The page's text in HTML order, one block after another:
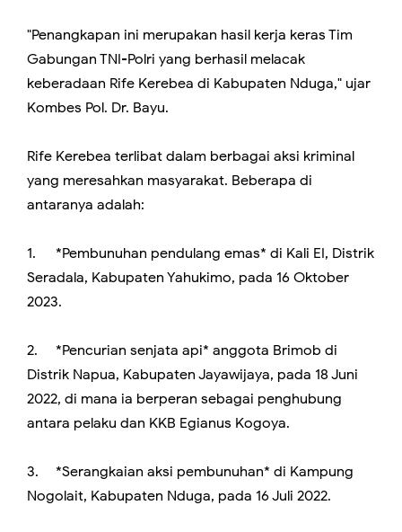
"Penangkapan ini merupakan hasil kerja keras Tim
Gabungan TNI-Polri yang berhasil melacak
keberadaan Rife Kerebea di Kabupaten Nduga," ujar
Kombes Pol. Dr. Bayu.
Rife Kerebea terlibat dalam berbagai aksi kriminal
yang meresahkan masyarakat. Beberapa di
antaranya adalah:
1.
*Pembunuhan pendulang emas* di Kali EI, Distrik
Seradala, Kabupaten Yahukimo, pada 16 Oktober
2023.
2.
*Pencurian senjata api* anggota Brimob di
Distrik Napua, Kabupaten Jayawijaya, pada 18 Juni
2022, di mana ia berperan sebagai penghubung
antara pelaku dan KKB Egianus Kogoya.
3.
*Serangkaian aksi pembunuhan* di Kampung
Nogolait, Kabupaten Nduga, pada 16 Juli 2022.